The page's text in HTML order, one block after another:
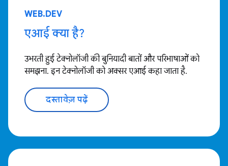
WEB.DEV
एआई क्या है?
उभरती हुई टेक्नोलॉजी की बुनियादी बातों और परिभाषाओं को
समझना. इन टेक्नोलॉजी को अक्सर एआई कहा जाता है.
दस्तावेज़ पढ़ें